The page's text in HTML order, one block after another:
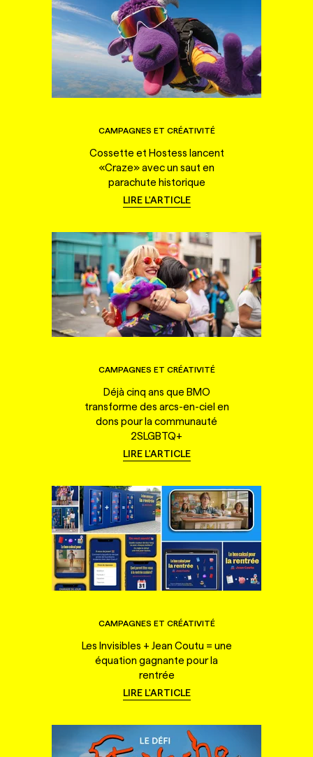
CAMPAGNES ET CRÉATIVITÉ
Cossette et Hostess lancent
«Craze» avec un saut en
parachute historique
LIRE L'ARTICLE
CAMPAGNES ET CRÉATIVITÉ
Déjà cinq ans que BMO
transforme des arcs-en-ciel en
dons pour la communauté
2SLGBTQ+
LIRE L'ARTICLE
CAMPAGNES ET CRÉATIVITÉ
Les Invisibles + Jean Coutu = une
équation gagnante pour la
rentrée
LIRE L'ARTICLE